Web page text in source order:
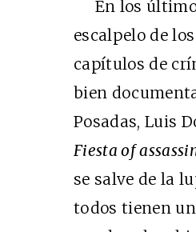
En los
escalpelo de
capítulos de
bien
Posadas, Luis
Fiesta of
se salve de la
todos tienen